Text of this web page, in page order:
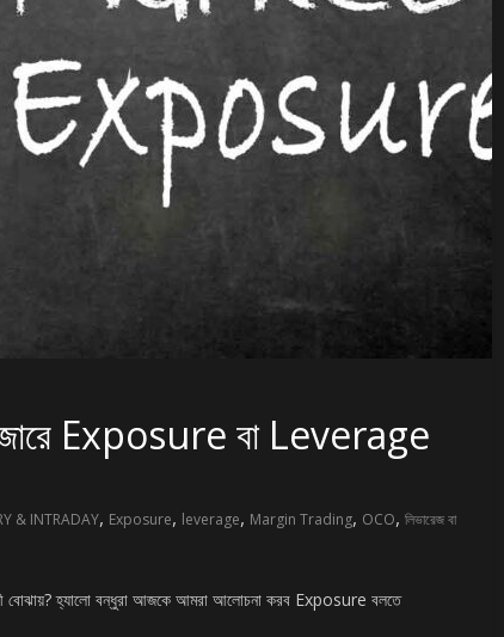
Exposure বা Leverage
& INTRADAY, Exposure, leverage, Margin Trading, OCO, লিভারেজ বা
হ্যালো বন্ধুরা আজকে আমরা আলোচনা করব Exposure বলতে